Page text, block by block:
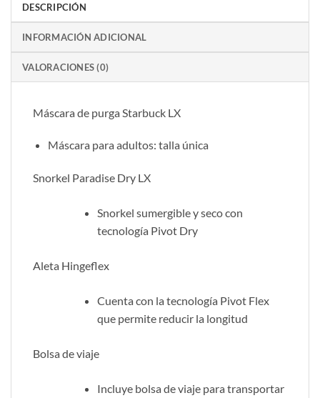
DESCRIPCIÓN
INFORMACIÓN ADICIONAL
VALORACIONES (0)
Máscara de purga Starbuck LX
Máscara para adultos: talla única
Snorkel Paradise Dry LX
Snorkel sumergible y seco con
tecnología Pivot Dry
Aleta Hingeflex
Cuenta con la tecnología Pivot Flex
que permite reducir la longitud
Bolsa de viaje
Incluye bolsa de viaje para transportar